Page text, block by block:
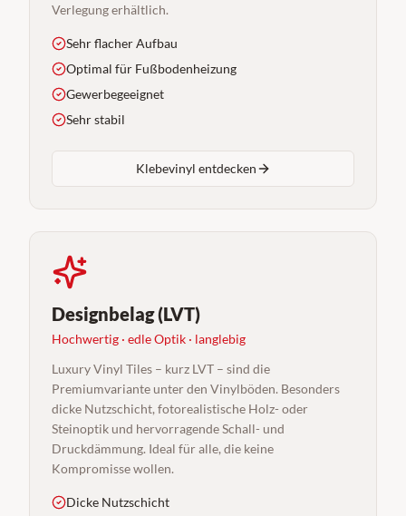
Verlegung erhältlich.
Sehr flacher Aufbau
Optimal für Fußbodenheizung
Gewerbegeeignet
Sehr stabil
Klebevinyl entdecken
Designbelag (LVT)
Hochwertig · edle Optik · langlebig
Luxury Vinyl Tiles – kurz LVT – sind die
Premiumvariante unter den Vinylböden. Besonders
dicke Nutzschicht, fotorealistische Holz- oder
Steinoptik und hervorragende Schall- und
Druckdämmung. Ideal für alle, die keine
Kompromisse wollen.
Dicke Nutzschicht